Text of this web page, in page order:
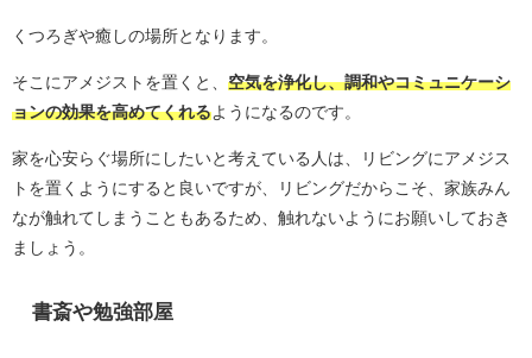
くつろぎや癒しの場所となります。
そこにアメジストを置くと、 空気を浄化し、調和やコミュニケーシ
ョンの効果を高めてくれるようになるのです。
家を心安らぐ場所にしたいと考えている人は、リビングにアメジス
トを置くようにすると良いですが、リビングだからこそ、家族みん
なが触れてしまうこともあるため、触れないようにお願いしておき
ましょう。
書斎や勉強部屋